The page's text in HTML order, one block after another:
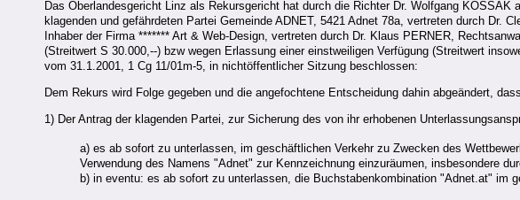
Das Oberlandesgericht Linz als Rekursgericht hat durch die Richter Dr. Wolfgang
klagenden und gefährdeten Partei Gemeinde ADNET, 5421 Adnet 78a, vertreten durch Dr.
Inhaber der Firma ******* Art & Web-Design, vertreten durch Dr. Klaus PERNER,
(Streitwert S 30.000,--) bzw wegen Erlassung einer einstweiligen Verfügung (Streitwert
vom 31.1.2001, 1 Cg 11/01m-5, in nichtöffentlicher Sitzung beschlossen:
Dem Rekurs wird Folge gegeben und die angefochtene Entscheidung dahin abgeändert,
1) Der Antrag der klagenden Partei, zur Sicherung des von ihr erhobenen
a) es ab sofort zu unterlassen, im geschäftlichen Verkehr zu Zwecken des
Verwendung des Namens "Adnet" zur Kennzeichnung einzuräumen, insbesondere
b) in eventu: es ab sofort zu unterlassen, die Buchstabenkombination "Adnet.at" im